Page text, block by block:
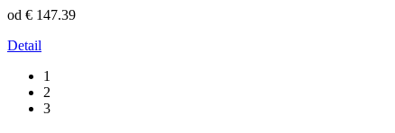
od € 147.39
Detail
1
2
3